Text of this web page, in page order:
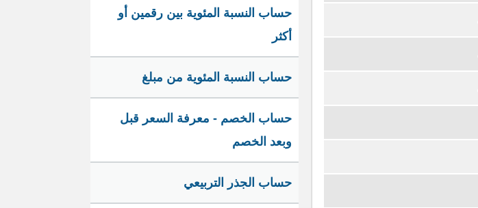
حساب النسبة المئوية بين رقمين أو
أكثر
حساب النسبة المئوية من مبلغ
حساب الخصم - معرفة السعر قبل
وبعد الخصم
حساب الجذر التربيعي